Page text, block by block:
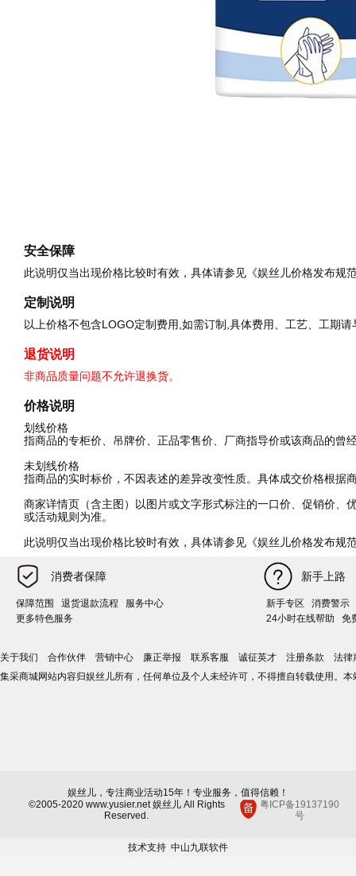
安全保障
此说明仅当出现价格比较时有效，具体请参见《娱丝儿价格发布
定制说明
以上价格不包含LOGO定制费用,如需订制,具体费用、工艺、工期
退货说明
非商品质量问题不允许退换货。
价格说明
划线价格
指商品的专柜价、吊牌价、正品零售价、厂商指导价或该商品的曾
未划线价格
指商品的实时标价，不因表述的差异改变性质。具体成交价格根
商家详情页（含主图）以图片或文字形式标注的一口价、促销价
或活动规则为准。
此说明仅当出现价格比较时有效，具体请参见《娱丝儿价格发布
消费者保障
保障范围 退货退款流程
服务中心
更多特色服务
新手上路
新手专区
消费警示
24小时在线帮助
免
关于我们 合作伙伴 营销中心 廉正举报 联系客服 诚征英才 注册条款
法律
集采商城网站内容归娱丝儿所有，任何单位及个人未经许可，不得擅自转载使用。
娱丝儿，专注商业活动15年！专业服务，值得信赖！
©2005-2020 www.yusier.net 娱丝儿 All Rights
Reserved.
粤ICP备19137190
号
技术支持 中山九联软件